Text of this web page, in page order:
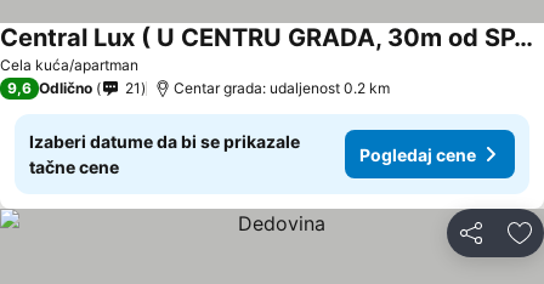
Cela kuća/apartman
Central Lux ( U CENTRU GRADA, 30m od SPA centra)
Pogledaj cene
9,6 Odlično 21 Centar grada: udaljenost 0.2 km
Izaberi datume da bi se prikazale
tačne cene
Pogledaj cene
Deli